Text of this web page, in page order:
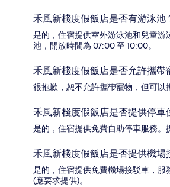
禾風新棧度假飯店是否有游泳池
是的，住宿提供室外游泳池和兒童游
池，開放時間為 07:00 至 10:00。
禾風新棧度假飯店是否允許攜帶
很抱歉，恕不允許攜帶寵物，但可以
禾風新棧度假飯店是否提供停車
是的，住宿提供免費自助停車服務。
禾風新棧度假飯店是否提供機場
是的，住宿提供免費機場接駁車，服
(應要求提供)。